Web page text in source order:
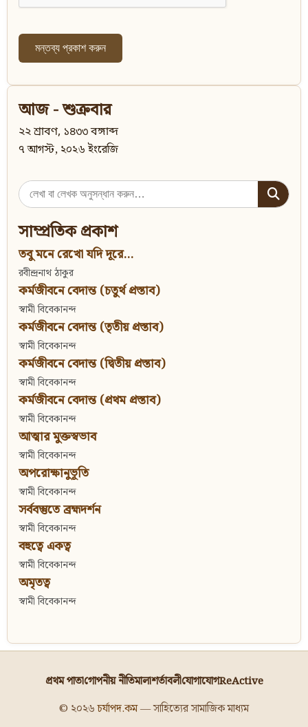
আজ - শুক্রবার
২২ শ্রাবণ, ১৪৩৩ বঙ্গাব্দ
৭ আগস্ট, ২০২৬ ইংরেজি
Search
for:
সাম্প্রতিক প্রকাশ
তবু মনে রেখো যদি দূরে...
রবীন্দ্রনাথ ঠাকুর
কর্মজীবনে বেদান্ত (চতুর্থ প্রস্তাব)
স্বামী বিবেকানন্দ
কর্মজীবনে বেদান্ত (তৃতীয় প্রস্তাব)
স্বামী বিবেকানন্দ
কর্মজীবনে বেদান্ত (দ্বিতীয় প্রস্তাব)
স্বামী বিবেকানন্দ
কর্মজীবনে বেদান্ত (প্রথম প্রস্তাব)
স্বামী বিবেকানন্দ
আত্মার মুক্তস্বভাব
স্বামী বিবেকানন্দ
অপরোক্ষানুভূতি
স্বামী বিবেকানন্দ
সর্ববস্তুতে ব্রহ্মদর্শন
স্বামী বিবেকানন্দ
বহুত্বে একত্ব
স্বামী বিবেকানন্দ
অমৃতত্ব
স্বামী বিবেকানন্দ
প্রথম পাতাগোপনীয় নীতিমালাশর্তাবলীযোগাযোগReActive
© ২০২৬চর্যাপদ.কম— সাহিত্যের সামাজিক মাধ্যম